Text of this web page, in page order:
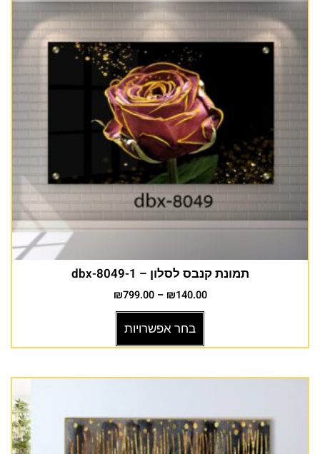
תמונת קנבס לסלון – dbx-8049-1
₪140.00
–
₪799.00
בחר אפשרויות